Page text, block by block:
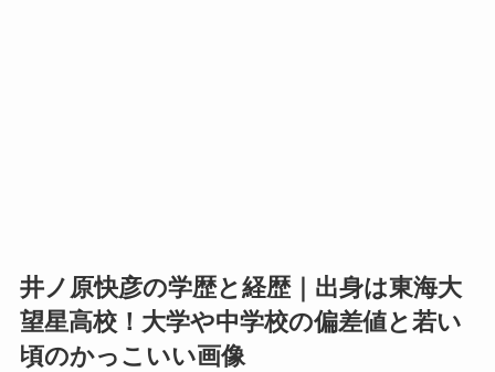
井ノ原快彦の学歴と経歴｜出身は東海大
望星高校！大学や中学校の偏差値と若い
頃のかっこいい画像